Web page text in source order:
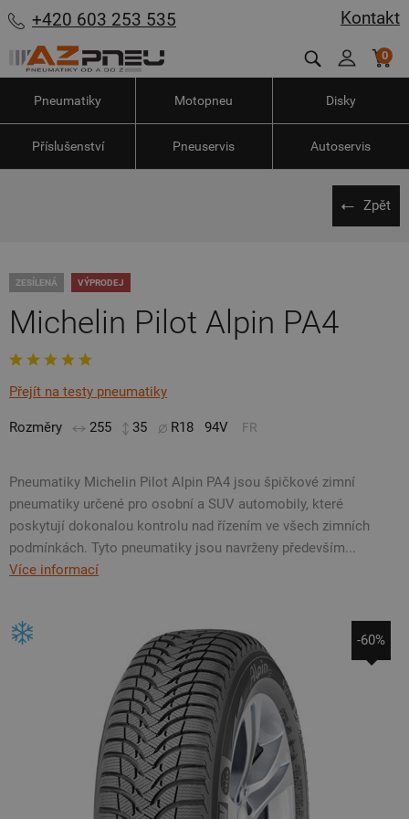
Kontakt
+420 603 253 535
0
Pneumatiky Motopneu Disky
Příslušenství Pneuservis Autoservis
Zpět
ZESÍLENÁ VÝPRODEJ
Michelin Pilot Alpin PA4
Přejít na testy pneumatiky
Rozměry 255 35 R18 94V FR
Pneumatiky Michelin Pilot Alpin PA4 jsou špičkové zimní
pneumatiky určené pro osobní a SUV automobily, které
poskytují dokonalou kontrolu nad řízením ve všech zimních
podmínkách. Tyto pneumatiky jsou navrženy především...
Více informací
-60%